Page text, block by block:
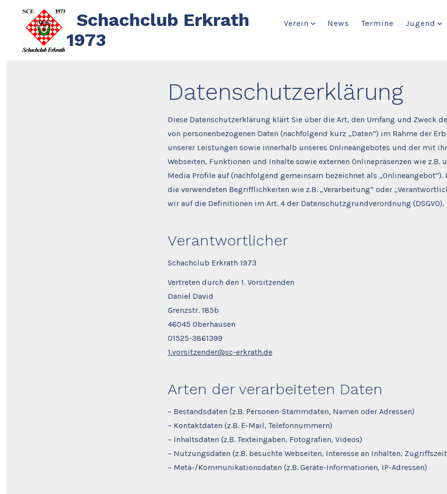
springen
Schachclub Erkrath
1973
Verein News Termine Jugend
Datenschutzerklärung
Diese Datenschutzerklärung klärt Sie über die Art, den Umfang und Zweck
von personenbezogenen Daten (nachfolgend kurz „Daten“) im Rahme der
unserer Leistungen sowie innerhalb unseres Onlineangebotes und der mit
Webseiten, Funktionen und Inhalte sowie externen Onlinepräsenzen wie z.B.
Media Profile auf (nachfolgend gemeinsam bezeichnet als
die verwendeten Begrifflichkeiten wie z.B. „Verarbeitung“ oder
wir auf die Definitionen im Art. 4 der Datenschutzgrundverordnung (DSGVO).
Verantwortlicher
Schachclub Erkrath 1973
Vertreten durch den 1. Vorsitzenden
Daniel David
Grenzstr. 185b
46045 Oberhausen
01525-3861399
1.vorsitzender@sc-erkrath.de
Arten der verarbeiteten Daten
– Bestandsdaten (z.B. Personen-Stammdaten, Namen oder Adressen)
– Kontaktdaten (z.B. E-Mail, Telefonnummern)
– Inhaltsdaten (z.B. Texteingaben, Fotografien, Videos)
– Nutzungsdaten (z.B. besuchte Webseiten, Interesse an Inhalten,
– Meta-/Kommunikationsdaten (z.B. Geräte-Informationen, IP-Adressen)